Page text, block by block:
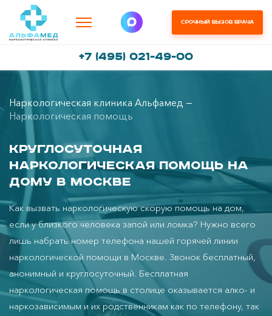
Срочный вызов врача
+7 (495) 021-49-00
Наркологическая клиника Альфамед
Наркологическая помощь
Круглосуточная
наркологическая помощь на
дому в Москве
Как вызвать наркологическую скорую помощь на дом,
если у близкого человека запой или ломка? Нужно всего
лишь набрать номер телефона нашей горячей линии
наркологической помощи в Москве. Звонок бесплатный,
анонимный и круглосуточный. Бесплатная
наркологическая помощь в столице оказывается алко- и
наркозависимым и их родственникам как по телефону, так